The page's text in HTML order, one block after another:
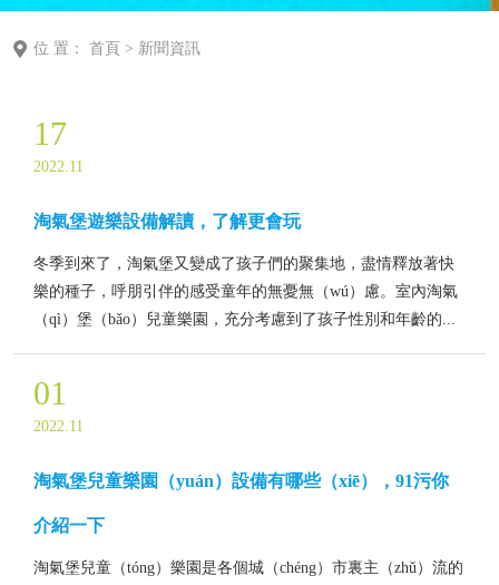
位 置： 首頁 > 新聞資訊
17
2022.11
淘氣堡遊樂設備解讀，了解更會玩
冬季到來了，淘氣堡又變成了孩子們的聚集地，盡情釋放著快
樂的種子，呼朋引伴的感受童年的無憂無（wú）慮。室內淘氣
（qì）堡（bǎo）兒童樂園，充分考慮到了孩子性別和年齡的...
01
2022.11
淘氣堡兒童樂園（yuán）設備有哪些（xiē），91污你
介紹一下
淘氣堡兒童（tóng）樂園是各個城（chéng）市裏主（zhǔ）流的